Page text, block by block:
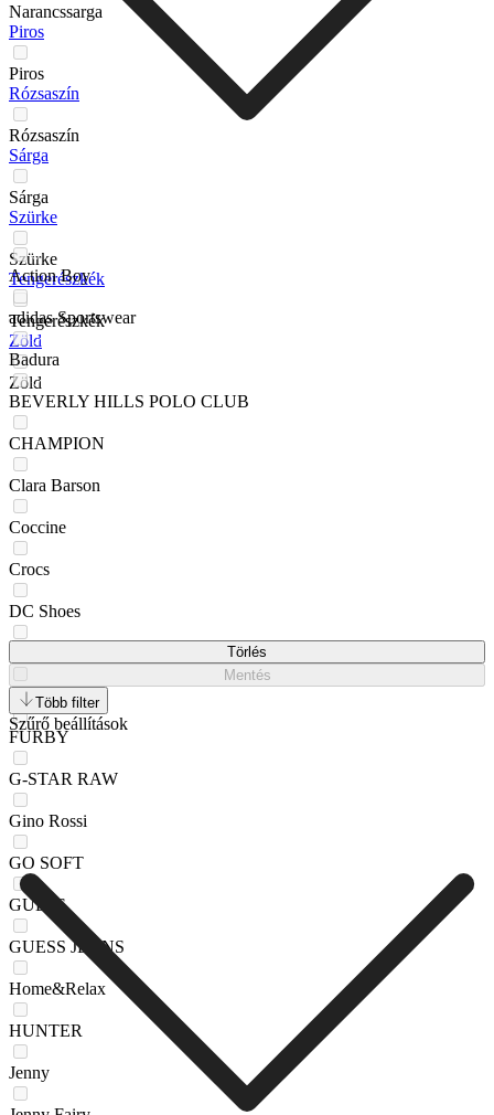
Narancssarga
Piros
Piros
Rózsaszín
Rózsaszín
Sárga
Sárga
Szürke
Szürke
Tengerészkék
Tengerészkék
Zöld
Zöld
Action Boy
adidas Sportswear
Badura
BEVERLY HILLS POLO CLUB
CHAMPION
Clara Barson
Coccine
Crocs
DC Shoes
EVA MINGE
FURBY
G-STAR RAW
Gino Rossi
GO SOFT
GUESS
GUESS JEANS
Home&Relax
HUNTER
Jenny
Törlés
Mentés
Több filter
Szűrő beállítások